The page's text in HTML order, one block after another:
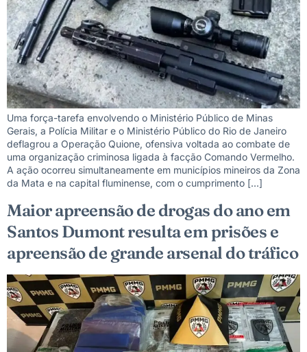
Uma força-tarefa envolvendo o Ministério Público de Minas
Gerais, a Polícia Militar e o Ministério Público do Rio de Janeiro
deflagrou a Operação Quione, ofensiva voltada ao combate de
uma organização criminosa ligada à facção Comando Vermelho.
A ação ocorreu simultaneamente em municípios mineiros da Zona
da Mata e na capital fluminense, com o cumprimento […]
Maior apreensão de drogas do ano em
Santos Dumont resulta em prisões e
apreensão de grande arsenal do tráfico